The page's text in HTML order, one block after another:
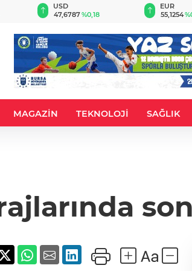
USD
47,6787%0,18
EUR
55,1254
MAGAZİN TEKNOLOJİ SAĞLIK